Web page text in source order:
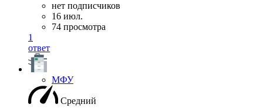
нет подписчиков
16 июл.
74 просмотра
1
ответ
МФУ
Средний